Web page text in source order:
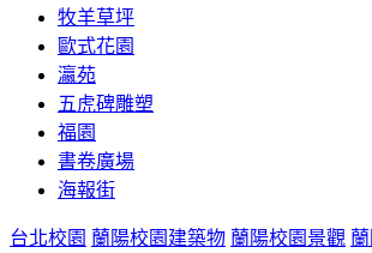
牧羊草坪
歐式花園
瀛苑
五虎碑雕塑
福園
書卷廣場
海報街
台北校園 蘭陽校園建築物 蘭陽校園景觀